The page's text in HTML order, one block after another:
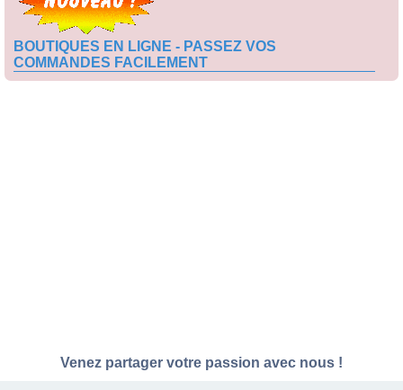
BOUTIQUES EN LIGNE - PASSEZ VOS
COMMANDES FACILEMENT
Venez partager votre passion avec nous !